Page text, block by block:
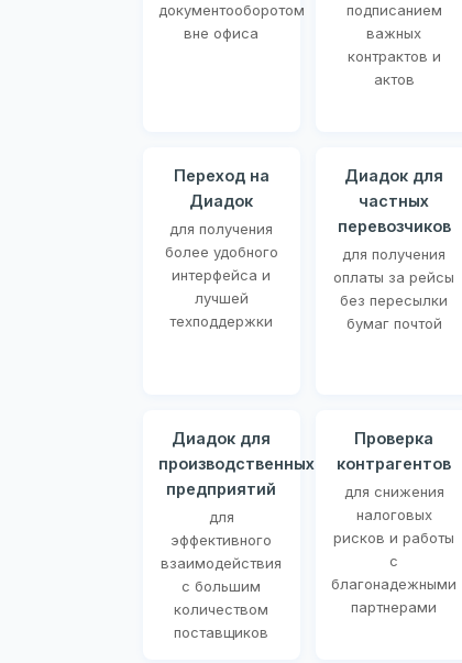
документооборотом
вне офиса
подписанием
важных
контрактов и
актов
Переход на
Диадок
для получения
более удобного
интерфейса и
лучшей
техподдержки
Диадок для
частных
перевозчиков
для получения
оплаты за рейсы
без пересылки
бумаг почтой
Диадок для
производственных
предприятий
для
эффективного
взаимодействия
с большим
количеством
поставщиков
Проверка
контрагентов
для снижения
налоговых
рисков и работы
с
благонадежными
партнерами